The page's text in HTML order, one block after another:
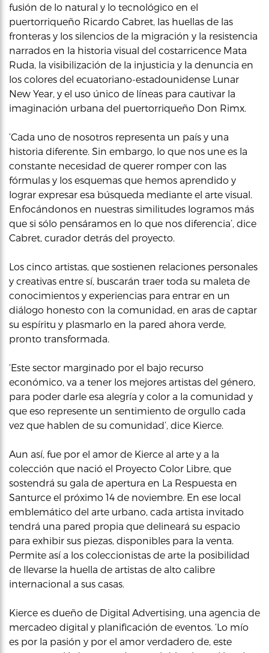
fusión de lo natural y lo tecnológico en el
puertorriqueño Ricardo Cabret, las huellas de las
fronteras y los silencios de la migración y la resistencia
narrados en la historia visual del costarricence Mata
Ruda, la visibilización de la injusticia y la denuncia en
los colores del ecuatoriano-estadounidense Lunar
New Year, y el uso único de líneas para cautivar la
imaginación urbana del puertorriqueño Don Rimx.
‘Cada uno de nosotros representa un país y una
historia diferente. Sin embargo, lo que nos une es la
constante necesidad de querer romper con las
fórmulas y los esquemas que hemos aprendido y
lograr expresar esa búsqueda mediante el arte visual.
Enfocándonos en nuestras similitudes logramos más
que si sólo pensáramos en lo que nos diferencia’, dice
Cabret, curador detrás del proyecto.
Los cinco artistas, que sostienen relaciones personales
y creativas entre sí, buscarán traer toda su maleta de
conocimientos y experiencias para entrar en un
diálogo honesto con la comunidad, en aras de captar
su espíritu y plasmarlo en la pared ahora verde,
pronto transformada.
‘Este sector marginado por el bajo recurso
económico, va a tener los mejores artistas del género,
para poder darle esa alegría y color a la comunidad y
que eso represente un sentimiento de orgullo cada
vez que hablen de su comunidad’, dice Kierce.
Aun así, fue por el amor de Kierce al arte y a la
colección que nació el Proyecto Color Libre, que
sostendrá su gala de apertura en La Respuesta en
Santurce el próximo 14 de noviembre. En ese local
emblemático del arte urbano, cada artista invitado
tendrá una pared propia que delineará su espacio
para exhibir sus piezas, disponibles para la venta.
Permite así a los coleccionistas de arte la posibilidad
de llevarse la huella de artistas de alto calibre
internacional a sus casas.
Kierce es dueño de Digital Advertising, una agencia de
mercadeo digital y planificación de eventos. ‘Lo mío
es por la pasión y por el amor verdadero de, este